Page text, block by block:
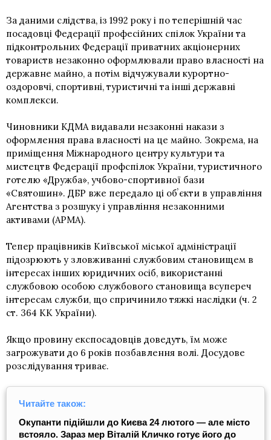
За даними слідства, із 1992 року і по теперішній час
посадовці Федерації професійних спілок України та
підконтрольних Федерації приватних акціонерних
товариств незаконно оформлювали право власності на
державне майно, а потім відчужували курортно-
оздоровчі, спортивні, туристичні та інші державні
комплекси.
Чиновники КДМА видавали незаконні накази з
оформлення права власності на це майно. Зокрема, на
приміщення Міжнародного центру культури та
мистецтв Федерації профспілок України, туристичного
готелю «Дружба», учбово-спортивної бази
«Святошин». ДБР вже передало ці обʼєкти в управління
Агентства з розшуку і управління незаконними
активами (АРМА).
Тепер працівників Київської міської адміністрації
підозрюють у зловживанні службовим становищем в
інтересах інших юридичних осіб, використанні
службовою особою службового становища всупереч
інтересам служби, що спричинило тяжкі наслідки (ч. 2
ст. 364 КК України).
Якщо провину експосадовців доведуть, їм може
загрожувати до 6 років позбавлення волі. Досудове
розслідування триває.
Читайте також:
Окупанти підійшли до Києва 24 лютого — але місто
встояло. Зараз мер Віталій Кличко готує його до